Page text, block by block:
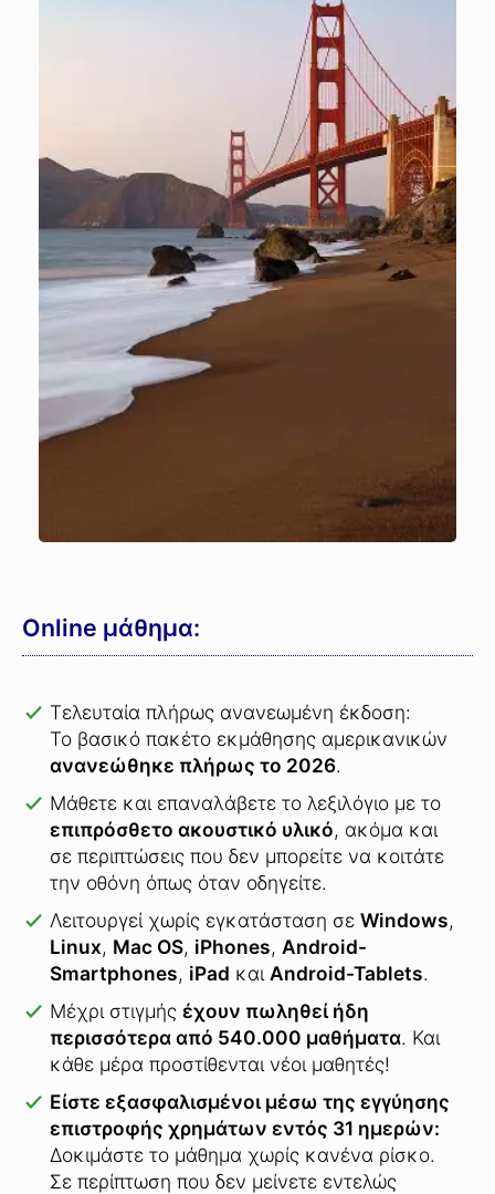
Online μάθημα:
Τελευταία πλήρως ανανεωμένη έκδοση:
Το βασικό πακέτο εκμάθησης αμερικανικών
ανανεώθηκε πλήρως το 2026.
Μάθετε και επαναλάβετε το λεξιλόγιο με το
επιπρόσθετο ακουστικό υλικό, ακόμα και
σε περιπτώσεις που δεν μπορείτε να κοιτάτε
την οθόνη όπως όταν οδηγείτε.
Λειτουργεί χωρίς εγκατάσταση σε Windows,
Linux, Mac OS, iPhones, Android-
Smartphones, iPad και Android-Tablets.
Μέχρι στιγμής έχουν πωληθεί ήδη
περισσότερα από 540.000 μαθήματα. Και
κάθε μέρα προστίθενται νέοι μαθητές!
Είστε εξασφαλισμένοι μέσω της εγγύησης
επιστροφής χρημάτων εντός 31 ημερών:
Δοκιμάστε το μάθημα χωρίς κανένα ρίσκο.
Σε περίπτωση που δεν μείνετε εντελώς